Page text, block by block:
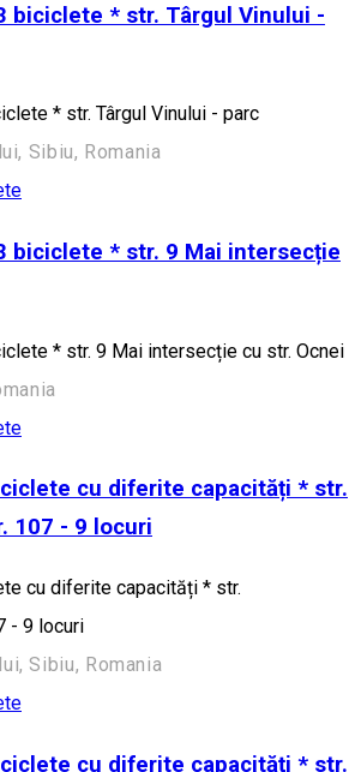
biciclete * str. Târgul Vinului -
* str. Târgul Vinului - parc
Sibiu, Romania
biciclete * str. 9 Mai intersecție
* str. 9 Mai intersecție cu str. Ocnei
cu diferite capacități * str.
107 - 9 locuri
cu diferite capacități * str.
- 9 locuri
Sibiu, Romania
cu diferite capacități * str.